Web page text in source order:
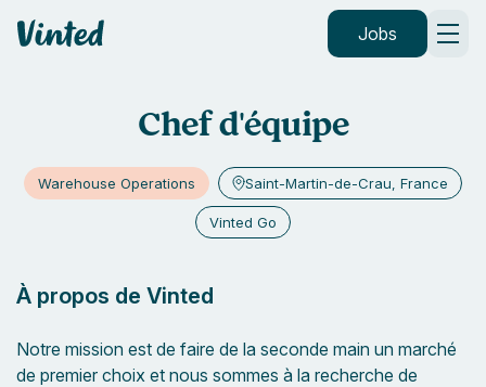
Vinted Jobs
Chef d'équipe
Warehouse Operations Saint-Martin-de-Crau, France
Vinted Go
À propos de Vinted
Notre mission est de faire de la seconde main un marché
de premier choix et nous sommes à la recherche de